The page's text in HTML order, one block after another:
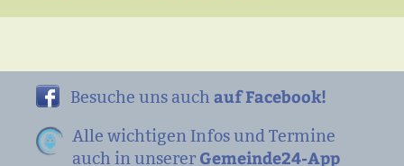
Besuche uns auch auf Facebook!
Alle wichtigen Infos und Termine
auch in unserer Gemeinde24-App